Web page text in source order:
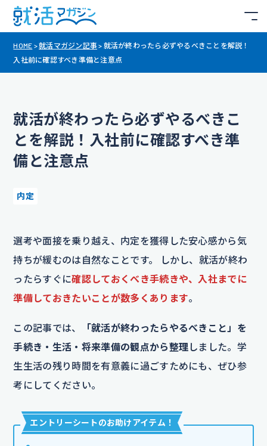
HOME >就活マガジン記事 > 就活が終わったら必ずやるべきことを解説！
入社前に確認すべき準備と注意点
就活が終わったら必ずやるべきこ
とを解説！入社前に確認すべき準
備と注意点
内定
選考や面接を乗り越え、内定を獲得した安心感から気
持ちが緩むのは自然なことです。 しかし、就活が終わ
ったらすぐに確認しておくべき手続きや、入社までに
準備しておきたいことが数多くあります。
この記事では、
「就活が終わったらやるべきこと」を
手続き・生活・将来準備の観点から整理 しました。学
生生活の残り時間を有意義に過ごすためにも、ぜひ参
考にしてください。
エントリーシートのお助けアイテム ！